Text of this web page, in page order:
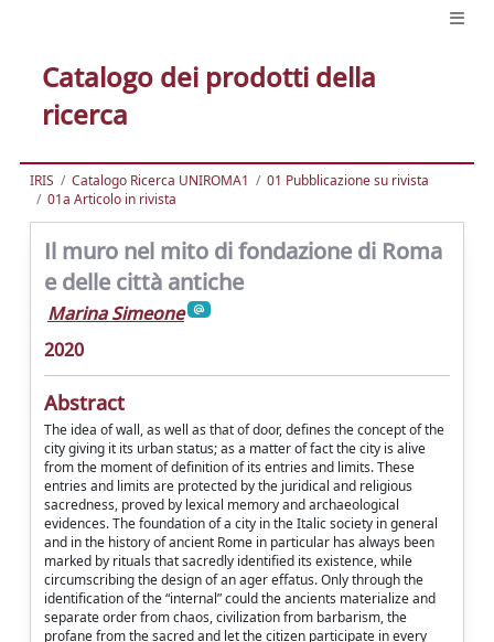
Catalogo dei prodotti della
ricerca
IRIS Catalogo Ricerca UNIROMA1
01 Pubblicazione su rivista
01a Articolo in rivista
Il muro nel mito di fondazione di Roma
e delle città antiche
Marina Simeone
2020
Abstract
The idea of wall, as well as that of door, defines the concept of the
city giving it its urban status; as a matter of fact the city is alive
from the moment of definition of its entries and limits. These
entries and limits are protected by the juridical and religious
sacredness, proved by lexical memory and archaeological
evidences. The foundation of a city in the Italic society in general
and in the history of ancient Rome in particular has always been
marked by rituals that sacredly identified its existence, while
circumscribing the design of an ager effatus. Only through the
identification of the “internal” could the ancients materialize and
separate order from chaos, civilization from barbarism, the
profane from the sacred and let the citizen participate in every